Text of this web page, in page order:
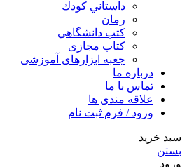
داستاني كودك
رمان
كتب دانشگاهي
کتاب مجازی
جعبه ابزارهای آموزشی
درباره ما
تماس با ما
علاقه مندی ها
ورود / فرم ثبت نام
سبد خرید
بستن
ورود